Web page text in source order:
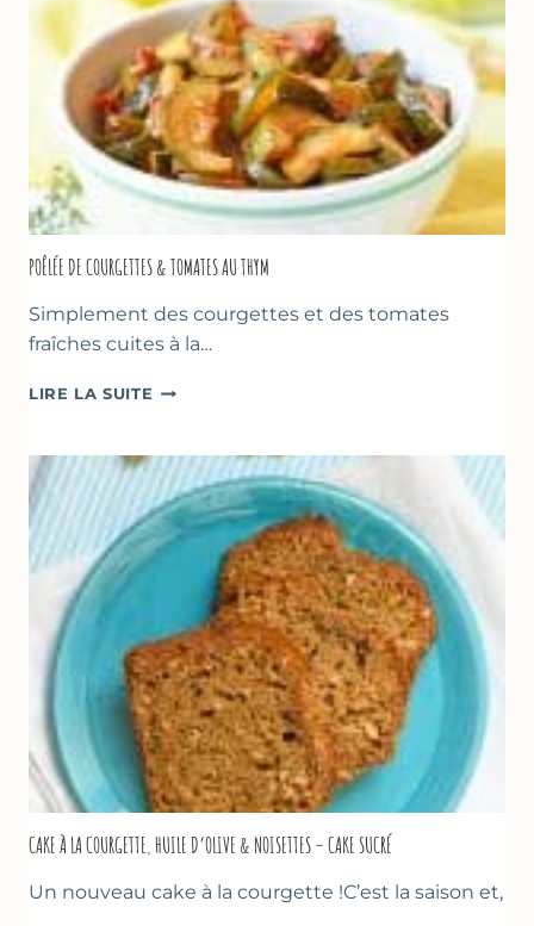
POÊLÉE DE COURGETTES & TOMATES AU THYM
Simplement des courgettes et des tomates
fraîches cuites à la…
LIRE LA SUITE POÊLÉE
&
TOMATES
AU
THYM
CAKE À LA COURGETTE, HUILE D’OLIVE & NOISETTES – CAKE SUCRÉ
Un nouveau cake à la courgette !C’est la saison et,